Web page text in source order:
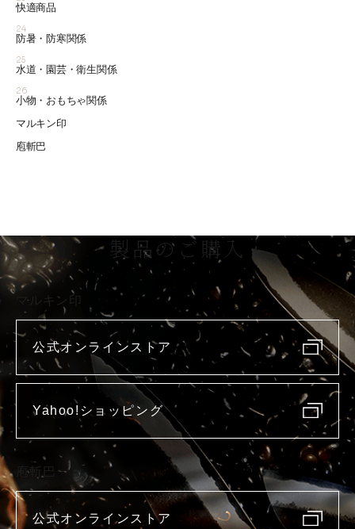
快適商品
24
防暑・防寒関係
25
水道・園芸・衛生関係
26
小物・おもちゃ関係
マルキン印
庖斬巴
製品のご購入
マルキン印
公式オンラインストア
Yahoo!ショッピング
庖斬巴
公式オンラインストア